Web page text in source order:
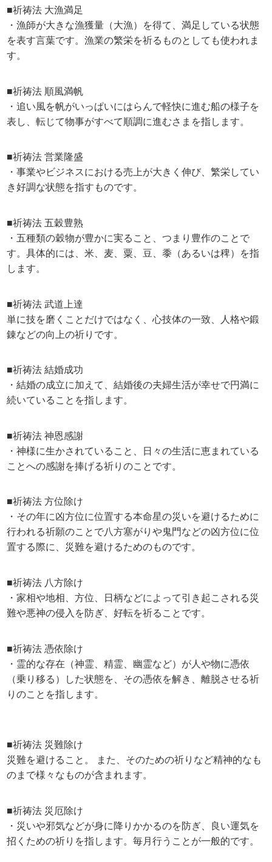
■祈祷法 大漁満足
・漁師が大きな漁獲量（大漁）を得て、満足している状態
を表す言葉です。漁業の繁栄を祈るものとしても使われま
す。
■祈祷法 順風満帆
・追い風を帆がいっぱいにはらんで軽快に進む船の様子を
表し、転じて物事がすべて順調に進むさまを指します。
■祈祷法 営業隆盛
・事業やビジネスにおける売上が大きく伸び、繁栄してい
き好調な状態を指すものです。
■祈祷法 五穀豊熟
・五種類の穀物が豊かに実ること、つまり豊作のことで
す。具体的には、米、麦、粟、豆、黍（あるいは稗）を指
します。
■祈祷法 武道上達
単に技を磨くことだけではなく、心技体の一致、人格や鍛
錬などの向上の祈りです。
■祈祷法 結婚成功
・結婚の成立に加えて、結婚後の夫婦生活が幸せで円満に
続いていることを指します。
■祈祷法 神恩感謝
・神様に生かされていること、日々の生活に恵まれている
ことへの感謝を捧げる祈りのことです。
■祈祷法 方位除け
・その年に凶方位に位置する本命星の災いを避けるために
行われる祈願のことで八方塞がりや鬼門などの凶方位に位
置する際に、災難を避けるためのものです。
■祈祷法 八方除け
・家相や地相、方位、日柄などによって引き起こされる災
難や悪神の侵入を防ぎ、好転を祈ることです。
■祈祷法 憑依除け
・霊的な存在（神霊、精霊、幽霊など）が人や物に憑依
（乗り移る）した状態を、その憑依を解き、離脱させる祈
りのことを指します。
■祈祷法 災難除け
災難を避けること。 また、そのための祈りなど精神的なも
のまで様々なものが含まれます。
■祈祷法 災厄除け
・災いや邪気などが身に降りかかるのを防ぎ、良い運気を
招くための祈りを指します。毎月行うことが一般的です。